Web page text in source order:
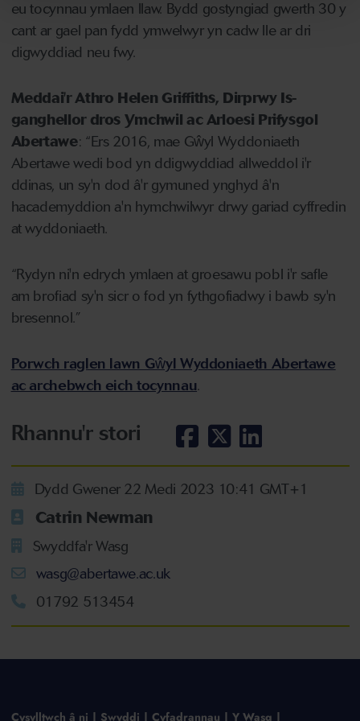
eu tocynnau ymlaen llaw. Bydd gostyngiad gwerth 30 y
cant ar gael pan fydd ymwelwyr yn cadw lle ar dri
digwyddiad neu fwy.
Meddai'r Athro Helen Griffiths, Dirprwy Is-
ganghellor dros Ymchwil ac Arloesi Prifysgol
Abertawe: “Ers 2016, mae Gŵyl Wyddoniaeth
Abertawe wedi bod yn ddigwyddiad allweddol i'r
ddinas, un sy'n dod â'r gymuned ynghyd â'n
hacademyddion a'n hymchwilwyr drwy gariad cyffredin
at wyddoniaeth.
“Rydyn ni'n edrych ymlaen at groesawu pobl i'r safle
am brofiad sy'n sicr o fod yn fythgofiadwy i bawb sy'n
bresennol.”
Porwch raglen lawn Gŵyl Wyddoniaeth Abertawe
ac archebwch eich tocynnau.
Rhannu'r stori
Dydd Gwener 22 Medi 2023 10:41 GMT+1
Catrin Newman
Swyddfa'r Wasg
wasg@abertawe.ac.uk
01792 513454
Cysylltwch â ni Swyddi Cyfadrannau Y Wasg